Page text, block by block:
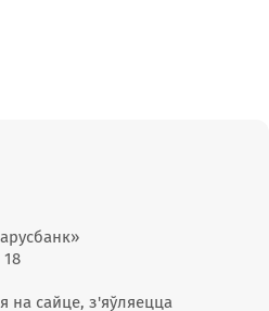
на сайце, з'яўляецца